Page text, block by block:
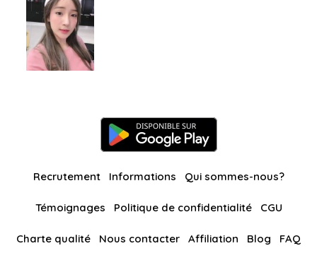
Recrutement Informations Qui sommes-nous?
Témoignages Politique de confidentialité CGU
Charte qualité Nous contacter Affiliation Blog FAQ